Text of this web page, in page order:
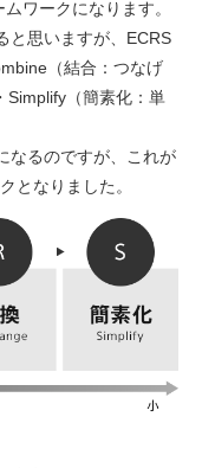
ワークになります。
と思いますが、ECRS
（結合：つなげ
Simplify（簡素化：単
なるのですが、これが
となりました。